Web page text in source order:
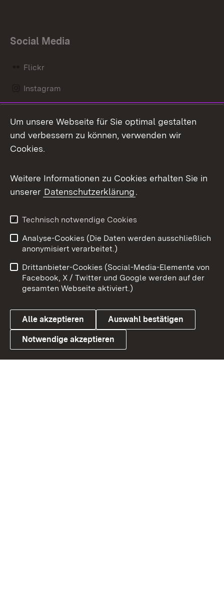
Social Media
Flickr
Instagram
Mastodon
Messenger
Social Wall
X / Twitter
Youtube
Link zum Landesportal
Benutzungshinweise
Barrierefreiheit
Datenschutz
Cookies
Um unsere Webseite für Sie optimal gestalten
und verbessern zu können, verwenden wir
Cookies.
Weitere Informationen zu Cookies erhalten Sie in
unserer Datenschutzerklärung.
Technisch notwendige Cookies
Analyse-Cookies (Die Daten werden ausschließlich
anonymisiert verarbeitet.)
Drittanbieter-Cookies (Social-Media-Elemente von
Facebook, X / Twitter und Google werden auf der
gesamten Webseite aktiviert.)
Alle akzeptieren Auswahl bestätigen
Notwendige akzeptieren